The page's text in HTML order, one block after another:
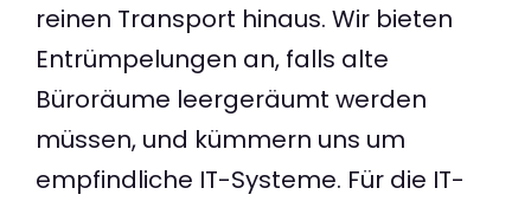
reinen Transport hinaus. Wir bieten
Entrümpelungen an, falls alte
Büroräume leergeräumt werden
müssen, und kümmern uns um
empfindliche IT-Systeme. Für die IT-